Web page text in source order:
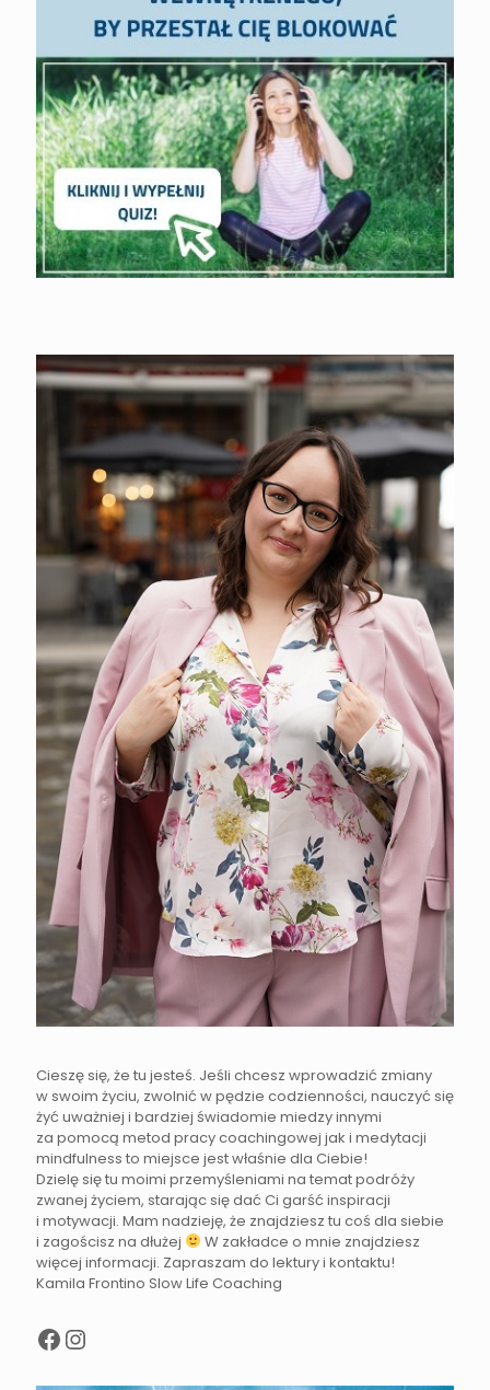
Cieszę się, że tu jesteś. Jeśli chcesz wprowadzić zmiany
w swoim życiu, zwolnić w pędzie codzienności, nauczyć się
żyć uważniej i bardziej świadomie miedzy innymi
za pomocą metod pracy coachingowej jak i medytacji
mindfulness to miejsce jest właśnie dla Ciebie!
Dzielę się tu moimi przemyśleniami na temat podróży
zwanej życiem, starając się dać Ci garść inspiracji
i motywacji. Mam nadzieję, że znajdziesz tu coś dla siebie
i zagościsz na dłużej
W zakładce o mnie znajdziesz
więcej informacji. Zapraszam do lektury i kontaktu!
Kamila Frontino Slow Life Coaching